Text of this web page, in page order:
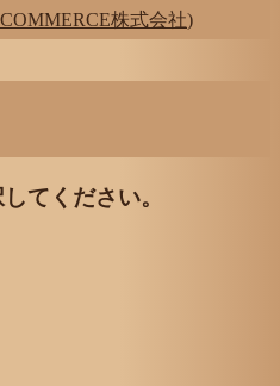
株式会社)
てください。